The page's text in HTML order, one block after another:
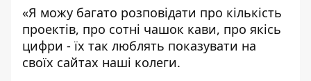
«Я можу багато розповідати про кількість
проектів, про сотні чашок кави, про якісь
цифри - їх так люблять показувати на
своїх сайтах наші колеги.